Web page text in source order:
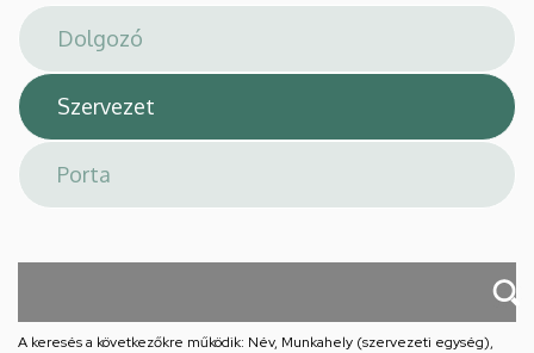
hely
A keresés a következőkre működik: Név, Munkahely (szervezeti egység),